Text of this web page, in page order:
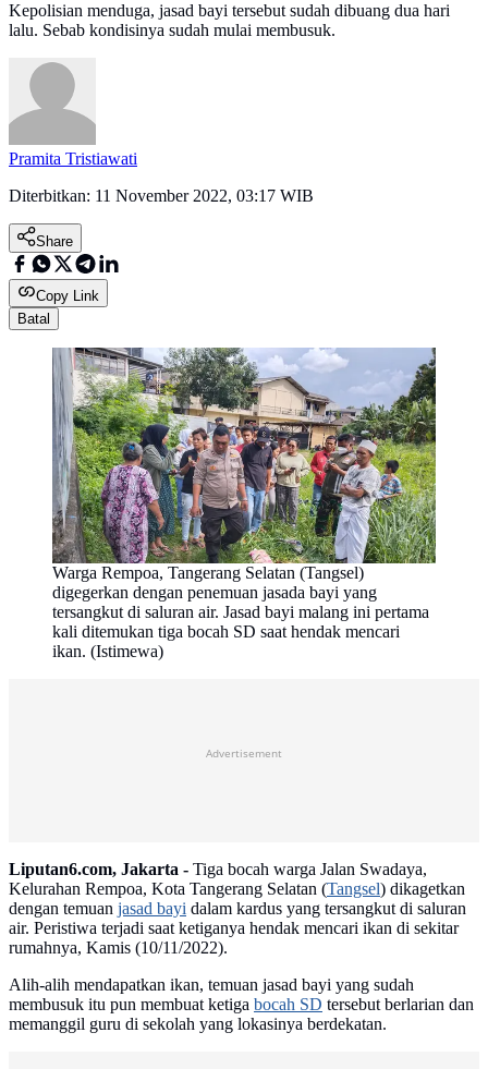
Kepolisian menduga, jasad bayi tersebut sudah dibuang dua hari
lalu. Sebab kondisinya sudah mulai membusuk.
Pramita Tristiawati
Diterbitkan: 11 November 2022, 03:17 WIB
Share
Copy Link
Batal
Warga Rempoa, Tangerang Selatan (Tangsel)
digegerkan dengan penemuan jasada bayi yang
tersangkut di saluran air. Jasad bayi malang ini pertama
kali ditemukan tiga bocah SD saat hendak mencari
ikan. (Istimewa)
Advertisement
Liputan6.com, Jakarta - Tiga bocah warga Jalan Swadaya,
Kelurahan Rempoa, Kota Tangerang Selatan (Tangsel) dikagetkan
dengan temuan jasad bayi dalam kardus yang tersangkut di saluran
air. Peristiwa terjadi saat ketiganya hendak mencari ikan di sekitar
rumahnya, Kamis (10/11/2022).
Alih-alih mendapatkan ikan, temuan jasad bayi yang sudah
membusuk itu pun membuat ketiga bocah SD tersebut berlarian dan
memanggil guru di sekolah yang lokasinya berdekatan.